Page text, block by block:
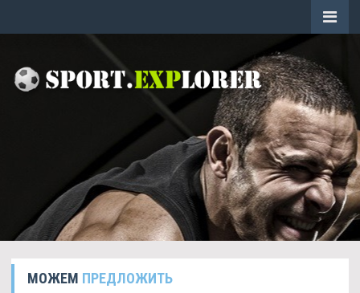
МОЖЕМ ПРЕДЛОЖИТЬ